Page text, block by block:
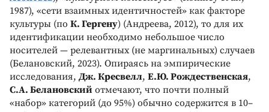
1987), «сети взаимных идентичностей» как факторе
культуры (по К. Гергену) (Андреева, 2012), то для их
идентификации необходимо небольшое число
носителей — релевантных (не маргинальных) случаев
(Белановский, 2023). Опираясь на эмпирические
исследования, Дж. Кресвелл, Е.Ю. Рождественская,
С.А. Белановский отмечают, что почти полный
«набор» категорий (до 95%) обычно содержится в 10–